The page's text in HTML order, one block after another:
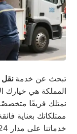
تبحث عن خدمة
المملكة هي خيارك
نمتلك فريقًا
ممتلكاتك بعناية